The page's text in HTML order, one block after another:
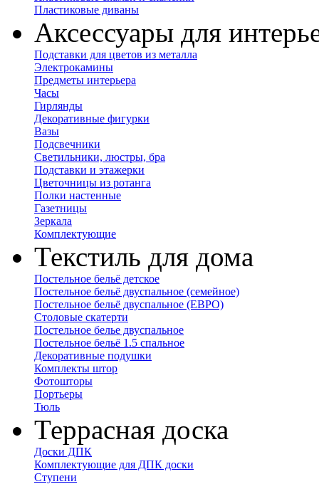
Пластиковые диваны
Аксессуары для
Подставки для цветов из металла
Электрокамины
Предметы интерьера
Часы
Гирлянды
Декоративные фигурки
Вазы
Подсвечники
Светильники, люстры, бра
Подставки и этажерки
Цветочницы из ротанга
Полки настенные
Газетницы
Зеркала
Комплектующие
Текстиль для дома
Постельное бельё детское
Постельное бельё двуспальное (семейное)
Постельное бельё двуспальное (ЕВРО)
Столовые скатерти
Постельное белье двуспальное
Постельное бельё 1.5 спальное
Декоративные подушки
Комплекты штор
Фотошторы
Портьеры
Тюль
Террасная доска
Доски ДПК
Комплектующие для ДПК доски
Ступени